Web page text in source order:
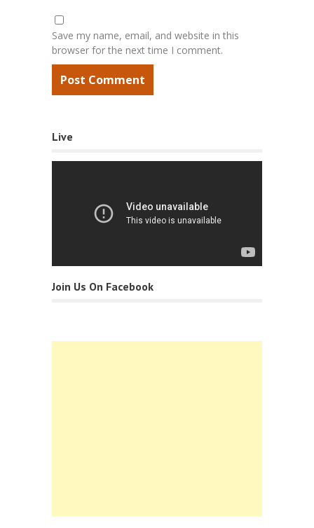
Save my name, email, and website in this
browser for the next time I comment.
Live
Join Us On Facebook